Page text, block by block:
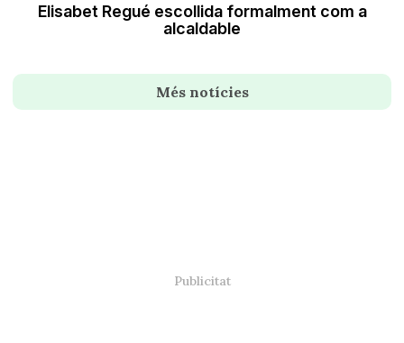
Elisabet Regué escollida formalment com a
alcaldable
Més notícies